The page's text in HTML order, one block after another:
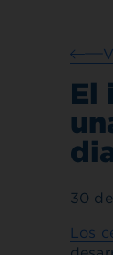
El
30
Los